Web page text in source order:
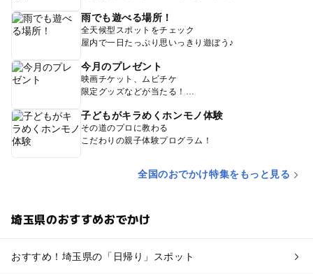
雨でも遊べる場所！
全天候型スポットをチェック
屋内で一日たっぷり思いっきり遊ぼう♪
今月のプレゼント
映画チケット、ムビチケ
限定グッズなどが当たる！
子どもがキラめくホンモノ体験
その道のプロに教わる
こだわりの親子体験プログラム！
全国のおでかけ特集をもっと見る
埼玉県のおすすめおでかけ
おすすめ！埼玉県の「日帰り」スポット